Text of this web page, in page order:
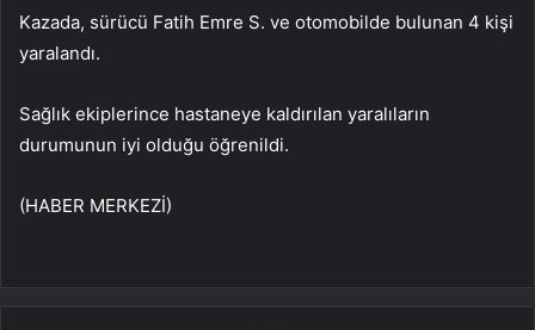
Kazada, sürücü Fatih Emre S. ve otomobilde bulunan 4 kişi
yaralandı.
Sağlık ekiplerince hastaneye kaldırılan yaralıların
durumunun iyi olduğu öğrenildi.
(HABER MERKEZİ)